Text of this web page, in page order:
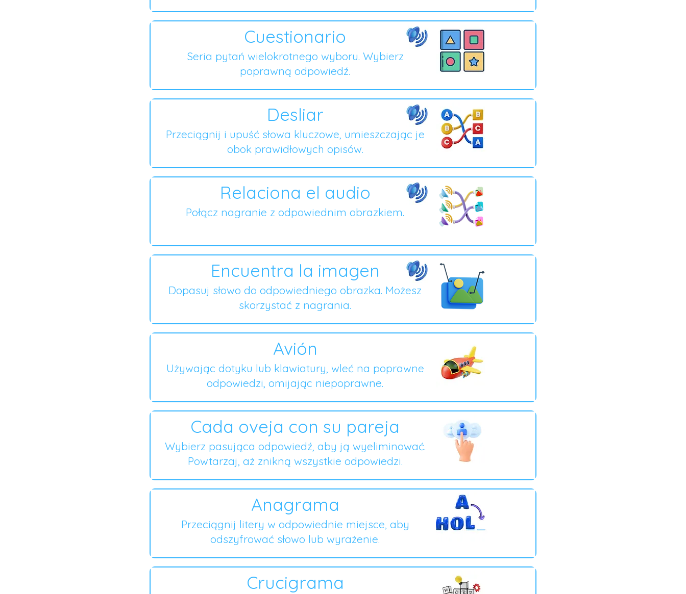
Cuestionario
Seria pytań wielokrotnego wyboru. Wybierz
poprawną odpowiedź.
Desliar
Przeciągnij i upuść słowa kluczowe, umieszczając je
obok prawidłowych opisów.
Relaciona el audio
Połącz nagranie z odpowiednim obrazkiem.
Encuentra la imagen
Dopasuj słowo do odpowiedniego obrazka. Możesz
skorzystać z nagrania.
Avión
Używając dotyku lub klawiatury, wleć na poprawne
odpowiedzi, omijając niepoprawne.
Cada oveja con su pareja
Wybierz pasująca odpowiedź, aby ją wyeliminować.
Powtarzaj, aż znikną wszystkie odpowiedzi.
Anagrama
Przeciągnij litery w odpowiednie miejsce, aby
odszyfrować słowo lub wyrażenie.
Crucigrama